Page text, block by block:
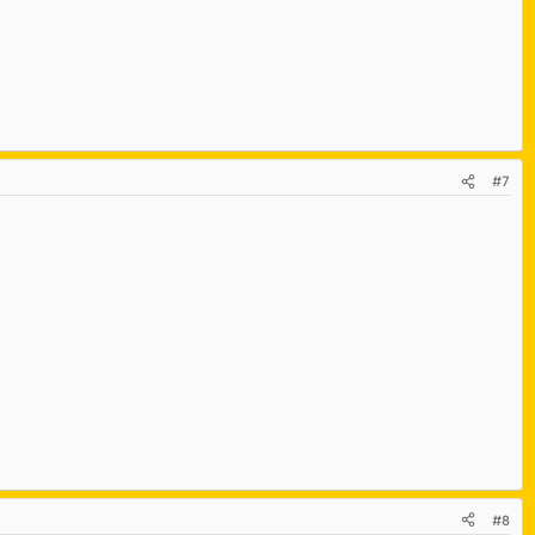
#7
#8